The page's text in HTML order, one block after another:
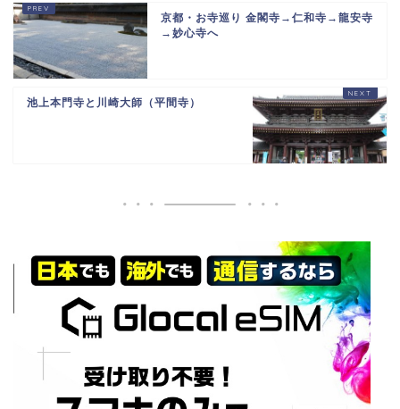
京都・お寺巡り 金閣寺→仁和寺→龍安寺
→妙心寺へ
池上本門寺と川崎大師（平間寺）